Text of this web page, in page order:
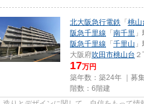
北大阪急行電鉄 「 桃山
阪急千里線 「 南千里
阪急千里線 「 千里山
大阪府吹田市桃山台
17万円
築年数：築24年 ｜募
階数：6階建